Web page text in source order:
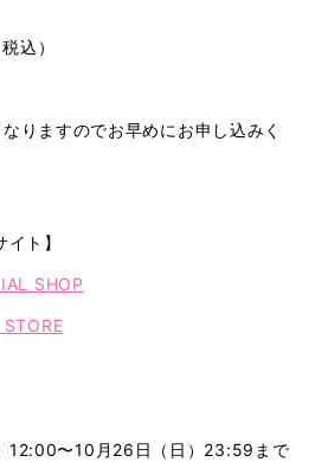
込）
りますのでお早めにお申し込みく
ト】
SHOP
12:00〜10月26日（日）23:59まで